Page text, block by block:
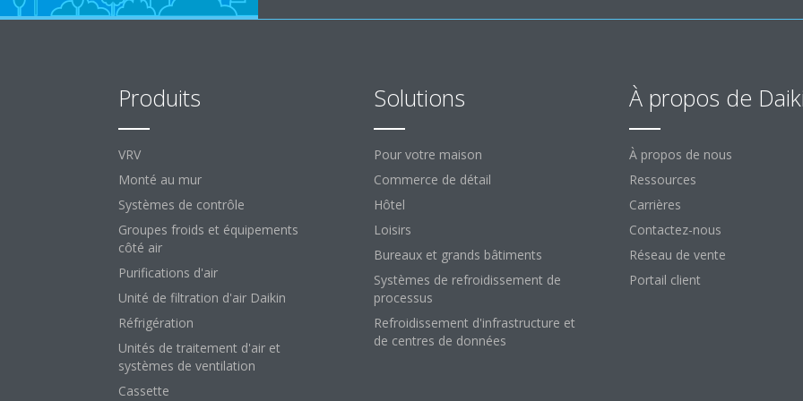
Produits
VRV
Monté au mur
Systèmes de contrôle
Groupes froids et équipements
côté air
Purifications d'air
Unité de filtration d'air Daikin
Réfrigération
Unités de traitement d'air et
systèmes de ventilation
Cassette
Solutions
Pour votre maison
Commerce de détail
Hôtel
Loisirs
Bureaux et grands bâtiments
Systèmes de refroidissement de
processus
Refroidissement d'infrastructure et
de centres de données
À propos de
À propos de nous
Ressources
Carrières
Contactez-nous
Réseau de vente
Portail client